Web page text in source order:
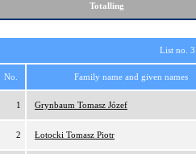
Totalling
List no.
No. Family name and given names
1 Grynbaum Tomasz Józef
2 Łotocki Tomasz Piotr